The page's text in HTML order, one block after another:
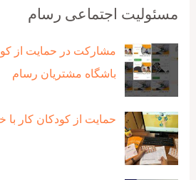
مسئولیت اجتماعی رسام
مشارکت در حمایت از
باشگاه مشتریان رسام
حمایت از کودکان کار با